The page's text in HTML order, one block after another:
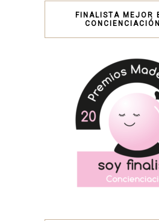
FINALISTA MEJOR